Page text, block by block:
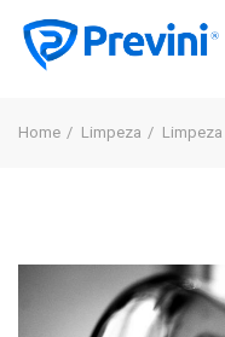
DESENTUPIDORA
CONTROLE DE
Home Limpeza